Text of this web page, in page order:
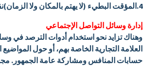
4.المؤقت البطيء (لا يهتم بالمكان ولا الزمان)نقل تطبيقات الوسائط الاجتماعية التقليدية للأجهزة المحمولة (مثل مشاهدة فيديو يوتيوب أو قراءة من ويكيبيديا)
إدارة وسائل التواصل الإجتماعي
وهناك تزايد نحو استخدام أدوات الترصد في
العلامة التجارية الخاصة بهم، أو حول
حسابات المنافس ومشاركة عامة الجمهور.